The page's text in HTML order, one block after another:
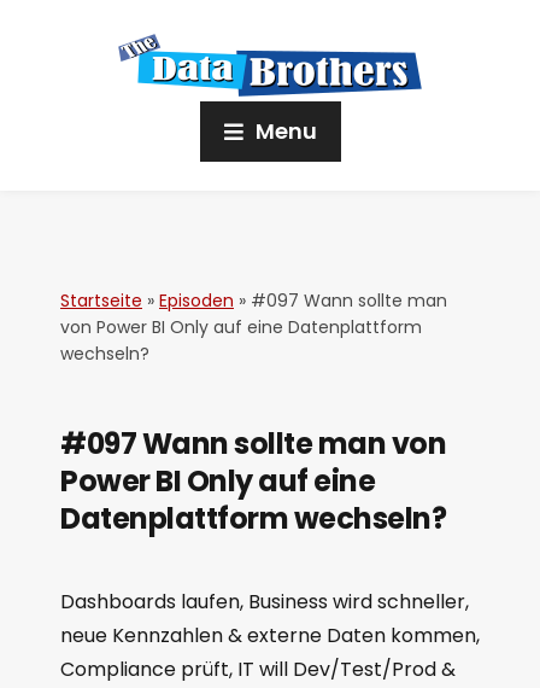
Menu
Startseite » Episoden » #097 Wann sollte man
von Power BI Only auf eine Datenplattform
wechseln?
#097 Wann sollte man von
Power BI Only auf eine
Datenplattform wechseln?
Dashboards laufen, Business wird schneller,
neue Kennzahlen & externe Daten kommen,
Compliance prüft, IT will Dev/Test/Prod &